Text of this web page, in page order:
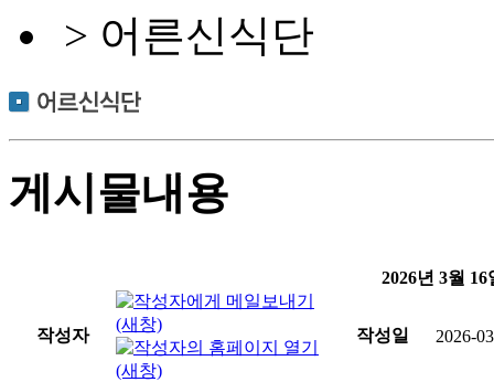
> 어른신식단
게시물내용
2026년 3월
작성자 작성일 2026-